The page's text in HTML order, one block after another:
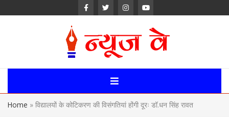
News Way:
Uttarakhand,
Home » विद्यालयों के कोटिकरण की विसंगतियां होंगी दूरः डॉ.धन सिंह रावत